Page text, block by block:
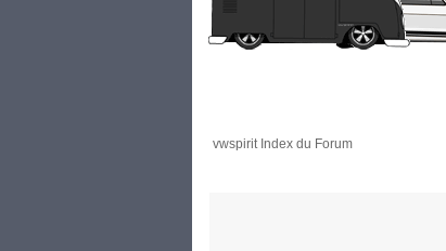
vwspirit Index du Forum